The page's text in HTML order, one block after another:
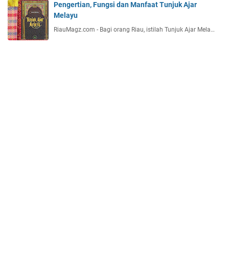
Pengertian, Fungsi dan Manfaat Tunjuk Ajar
Melayu
RiauMagz.com - Bagi orang Riau, istilah Tunjuk Ajar Mela…